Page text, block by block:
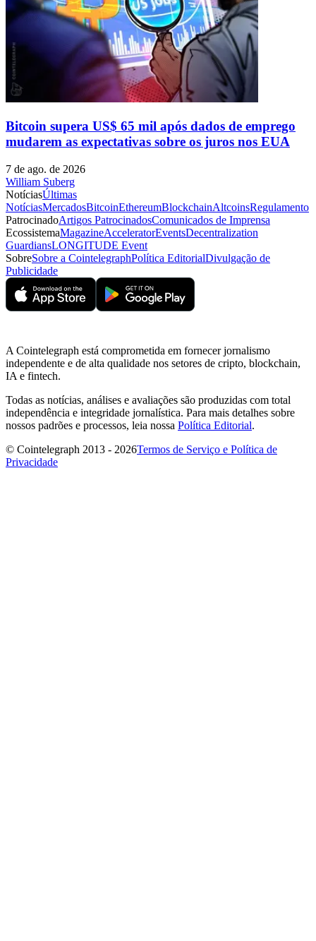
Bitcoin supera US$ 65 mil após dados de emprego
mudarem as expectativas sobre os juros nos EUA
7 de ago. de 2026
William Suberg
NotíciasÚltimas
NotíciasMercadosBitcoinEthereumBlockchainAltcoinsRegulamento
PatrocinadoArtigos PatrocinadosComunicados de Imprensa
EcossistemaMagazineAcceleratorEventsDecentralization
GuardiansLONGITUDE Event
SobreSobre a CointelegraphPolítica EditorialDivulgação de
Publicidade
A Cointelegraph está comprometida em fornecer jornalismo
independente e de alta qualidade nos setores de cripto, blockchain,
IA e fintech.
Todas as notícias, análises e avaliações são produzidas com total
independência e integridade jornalística. Para mais detalhes sobre
nossos padrões e processos, leia nossa Política Editorial.
© Cointelegraph 2013 - 2026Termos de Serviço e Política de
Privacidade